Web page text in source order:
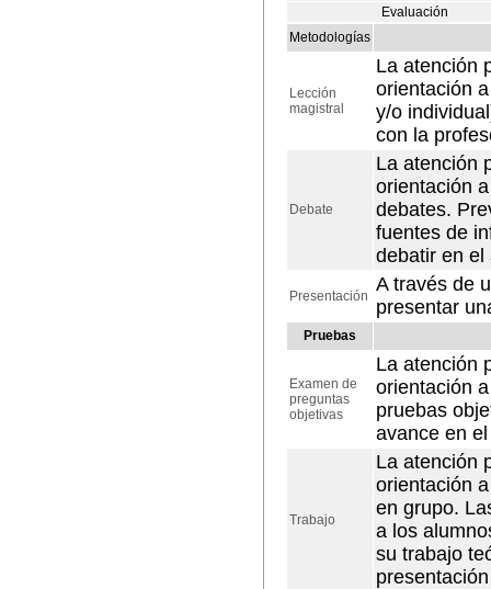
Evaluación
Metodologías
Lección
magistral
La atención
orientación
y/o
con la
Debate
La atención
orientación
debates.
fuentes de
debatir en el
Presentación
A través de
presentar
Pruebas
Examen de
preguntas
objetivas
La atención
orientación
pruebas
avance en
Trabajo
La atención
orientación
en grupo.
a los
su trabajo